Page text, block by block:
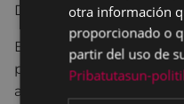
De la mano del mago
Eso lo que veréis en
parrilla,
sin parar, ¡a
apariciones
otra información
proporcionado o
partir del uso de
Pribatutasun-